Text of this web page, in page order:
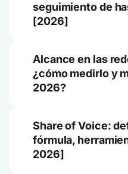
seguimiento de
[2026]
Alcance en las
¿cómo medirlo y
2026?
Share of Voice:
fórmula,
2026]